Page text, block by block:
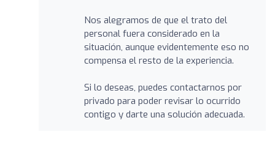
Nos alegramos de que el trato del
personal fuera considerado en la
situación, aunque evidentemente eso no
compensa el resto de la experiencia.
Si lo deseas, puedes contactarnos por
privado para poder revisar lo ocurrido
contigo y darte una solución adecuada.